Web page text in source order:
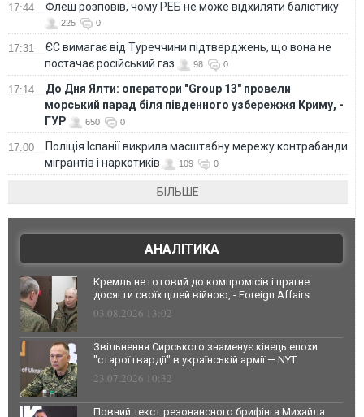
17:44 Флеш розповів, чому РЕБ не може відхиляти балістику
225 0
17:31
ЄС вимагає від Туреччини підтверджень, що вона не
постачає російський газ
98 0
17:14
До Дня Ялти: оператори "Group 13" провели
морський парад біля південного узбережжя Криму, -
ГУР
650 0
17:00
Поліція Іспанії викрила масштабну мережу контрабанди
мігрантів і наркотиків
109 0
БІЛЬШЕ
АНАЛІТИКА
Кремль не готовий до компромісів і прагне
досягти своїх цілей війною, - Foreign Affairs
03.08.2026 13:02
Звільнення Сирського знаменує кінець епохи
"старої гвардії" в українській армії — NYT
23.07.2026 10:32
Повний текст резонансного брифінга Михайла